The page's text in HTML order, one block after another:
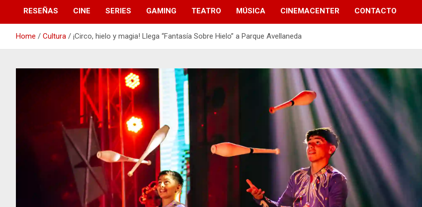
RESEÑAS CINE SERIES GAMING TEATRO MÚSICA CINEMACENTER CONTACTO
Home Cultura ¡Circo, hielo y magia! Llega “Fantasía Sobre Hielo” a Parque Avellaneda